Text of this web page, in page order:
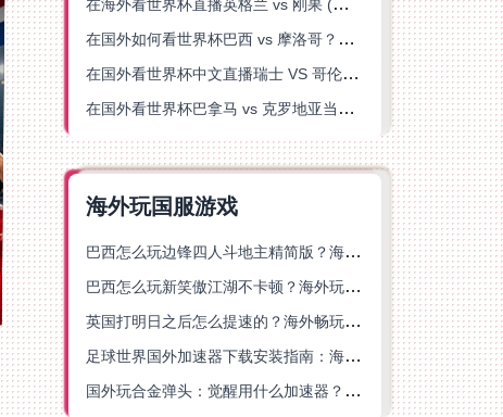
在海外看世界杯直播英格兰 vs 刚果 (金)当前地区不可播放？这篇指南帮你突破所有限制
在国外如何看世界杯巴西 vs 摩洛哥？海外党专属体育观赛指南来了
在国外看世界杯中文直播瑞士 VS 哥伦比亚当前地区不可播放？这篇指南帮你搞定
在国外看世界杯巴拿马 vs 克罗地亚当前地区不可播放？这篇指南帮你轻松解决海外体育直播难题
海外玩国服游戏
巴西怎么玩边锋四人斗地主精简版？海外游戏党的加速器终极选择
巴西怎么玩新笑傲江湖不卡顿？海外玩家国服游戏加速终极指南（附猫和老鼠一梦江湖实测）
英国打明日之后怎么提速的？海外畅玩国服游戏终极指南
足球世界国外加速器下载安装指南：海外党畅玩国服游戏的终极解决方案
国外玩合金弹头：觉醒用什么加速器？一份写给海外游子的畅玩指南